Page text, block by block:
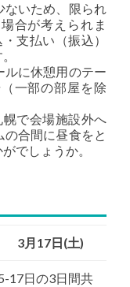
ないため、限られ
合が考えられま
支払い（振込）
ルに休憩用のテー
一部の部屋を除
で会場施設外へ
合間に昼食をと
でしょうか。
3月17日(土)
17日の3日間共